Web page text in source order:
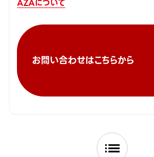
AZAについて
お問い合わせはこちらから